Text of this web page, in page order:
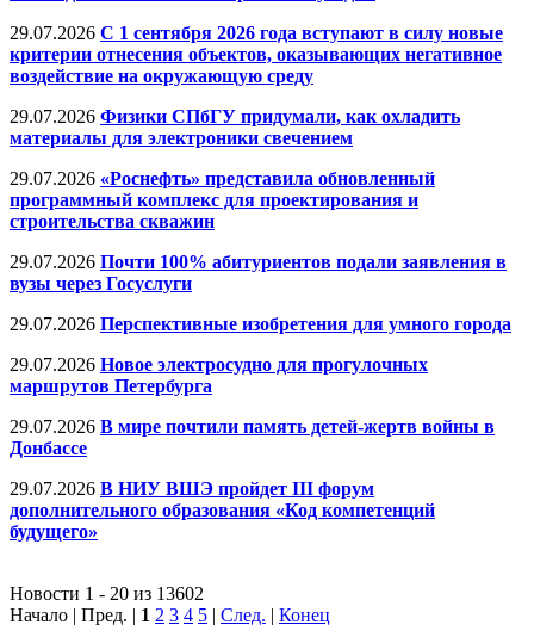
29.07.2026 С 1 сентября 2026 года вступают в силу новые
критерии отнесения объектов, оказывающих негативное
воздействие на окружающую среду
29.07.2026 Физики СПбГУ придумали, как охладить
материалы для электроники свечением
29.07.2026 «Роснефть» представила обновленный
программный комплекс для проектирования и
строительства скважин
29.07.2026 Почти 100% абитуриентов подали заявления в
вузы через Госуслуги
29.07.2026 Перспективные изобретения для умного города
29.07.2026 Новое электросудно для прогулочных
маршрутов Петербурга
29.07.2026 В мире почтили память детей-жертв войны в
Донбассе
29.07.2026 В НИУ ВШЭ пройдет III форум
дополнительного образования «Код компетенций
будущего»
Новости 1 - 20 из 13602
Начало | Пред. | 1 2 3 4 5 | След. | Конец